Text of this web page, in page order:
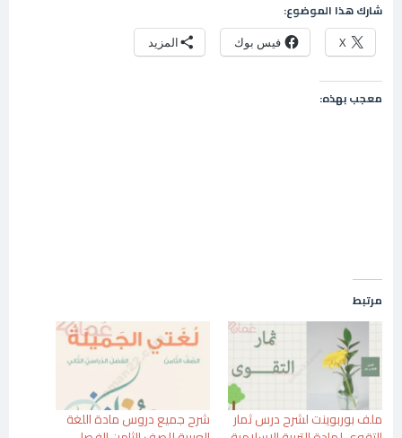
شارك هذا الموضوع:
X فيس بوك المزيد
معجب بهذه:
مرتبط
ملف بوربوينت لشرح درس ثمار شرح جميع دروس مادة اللغة